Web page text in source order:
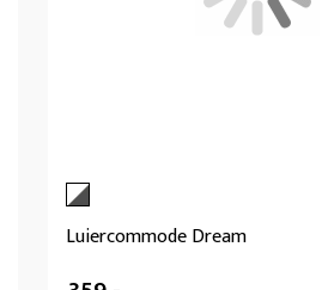
Luiercommode Dream